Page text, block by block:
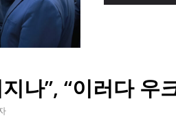
나”, “이러다 우